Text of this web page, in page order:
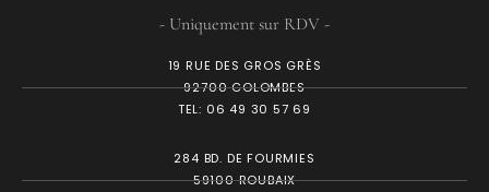
- Uniquement sur RDV -
19 RUE DES GROS GRÈS
92700 COLOMBES
TEL: 06 49 30 57 69
284 BD. DE FOURMIES
59100 ROUBAIX